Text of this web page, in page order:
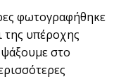
φωτογραφήθηκε
της υπέροχης
στο